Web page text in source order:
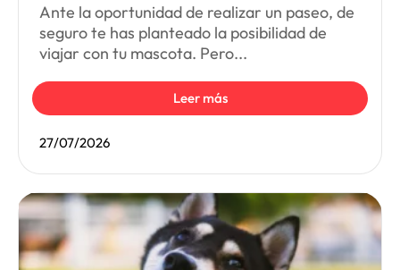
Ante la oportunidad de realizar un paseo, de
seguro te has planteado la posibilidad de
viajar con tu mascota. Pero...
Leer más
27/07/2026